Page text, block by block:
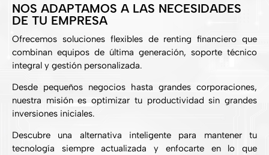
NOS ADAPTAMOS A LAS NECESIDADES
DE TU EMPRESA
Ofrecemos soluciones flexibles de renting financiero que
combinan equipos de última generación, soporte técnico
integral y gestión personalizada.
Desde pequeños negocios hasta grandes corporaciones,
nuestra misión es optimizar tu productividad sin grandes
inversiones iniciales.
Descubre una alternativa inteligente para mantener tu
tecnología siempre actualizada y enfocarte en lo que